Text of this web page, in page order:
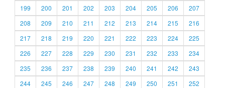
199
200 201 202 203 204 205 206
207
208
209 210 211 212 213 214 215
216
217
218 219 220 221 222 223 224
225
226
227 228 229 230 231 232 233
234
235
236 237 238 239 240 241 242
243
244
245 246 247 248 249 250 251
252